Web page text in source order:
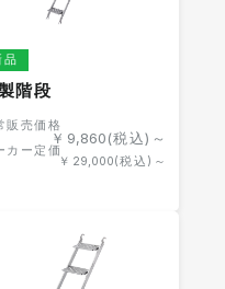
品
階段
販売価格
￥ 9,860(税込)～
カー定価
￥ 29,000(税込)～